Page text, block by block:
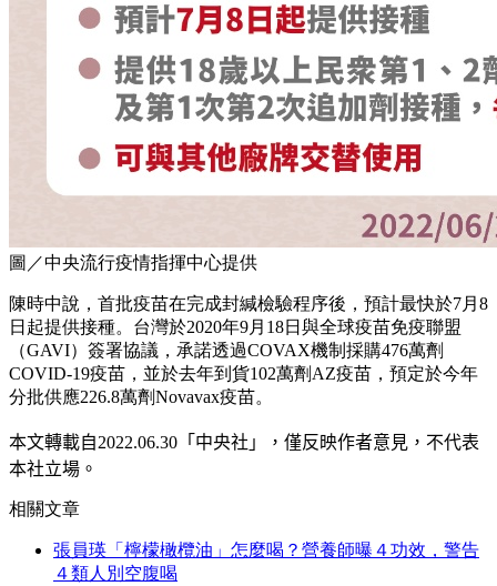
圖／中央流行疫情指揮中心提供
陳時中說，首批疫苗在完成封緘檢驗程序後，預計最快於7月8
日起提供接種。台灣於2020年9月18日與全球疫苗免疫聯盟
（GAVI）簽署協議，承諾透過COVAX機制採購476萬劑
COVID-19疫苗，並於去年到貨102萬劑AZ疫苗，預定於今年
分批供應226.8萬劑Novavax疫苗。
本文轉載自2022.06.30 「中央社」
，僅反映作者意見，不代表
本社立場。
相關文章
張員瑛「檸檬橄欖油」怎麼喝？營養師曝４功效，警告
４類人別空腹喝